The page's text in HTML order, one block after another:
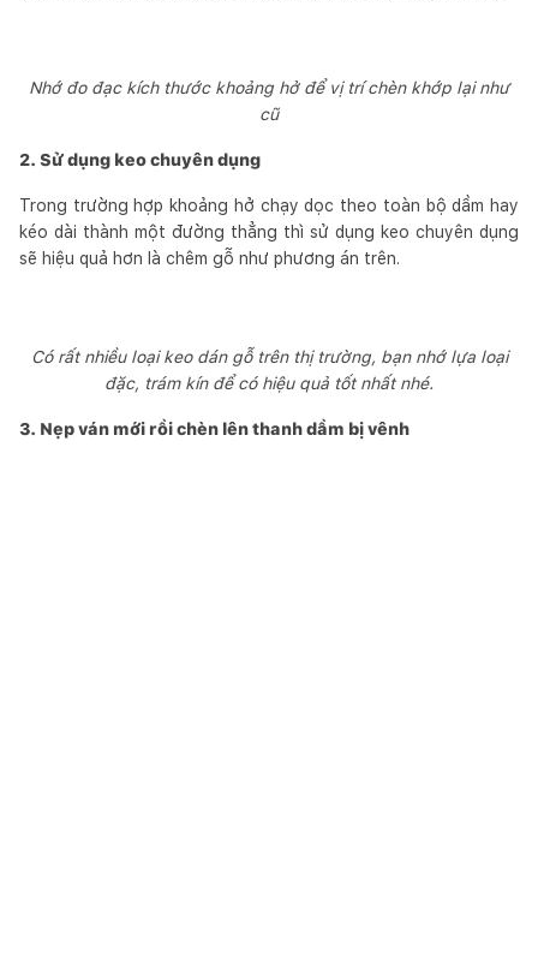
Nhớ đo đạc kích thước khoảng hở để vị trí chèn khớp lại như
cũ
2. Sử dụng keo chuyên dụng
Trong trường hợp khoảng hở chạy dọc theo toàn bộ dầm hay
kéo dài thành một đường thẳng thì sử dụng keo chuyên dụng
sẽ hiệu quả hơn là chêm gỗ như phương án trên.
Có rất nhiều loại keo dán gỗ trên thị trường, bạn nhớ lựa loại
đặc, trám kín để có hiệu quả tốt nhất nhé.
3. Nẹp ván mới rồi chèn lên thanh dầm bị vênh